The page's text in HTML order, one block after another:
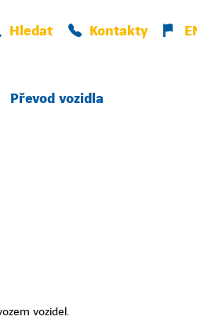
Hledat Kontakty
Převod vozidla
vozidel.